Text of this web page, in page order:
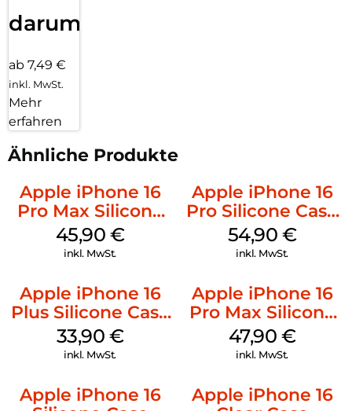
darum!
ab 7,49 €
inkl. MwSt.
Mehr
erfahren
Ähnliche Produkte
Apple iPhone 16
Pro Max Silicone
Case MagSafe
Ultramarine
45,90 €
inkl. MwSt.
Apple iPhone 16
Pro Silicone Case
MagSafe Black
54,90 €
inkl. MwSt.
Apple iPhone 16
Plus Silicone Case
MagSafe Lake
Green
33,90 €
inkl. MwSt.
Apple iPhone 16
Pro Max Silicone
Case MagSafe
Black
47,90 €
inkl. MwSt.
Apple iPhone 16
Apple iPhone 16